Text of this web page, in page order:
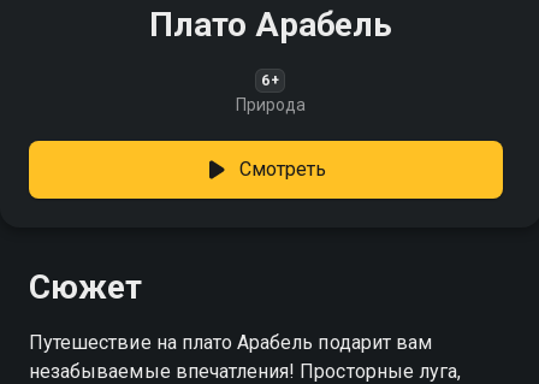
Плато Арабель
6+
Природа
Смотреть
Сюжет
Путешествие на плато Арабель подарит вам
незабываемые впечатления! Просторные луга,